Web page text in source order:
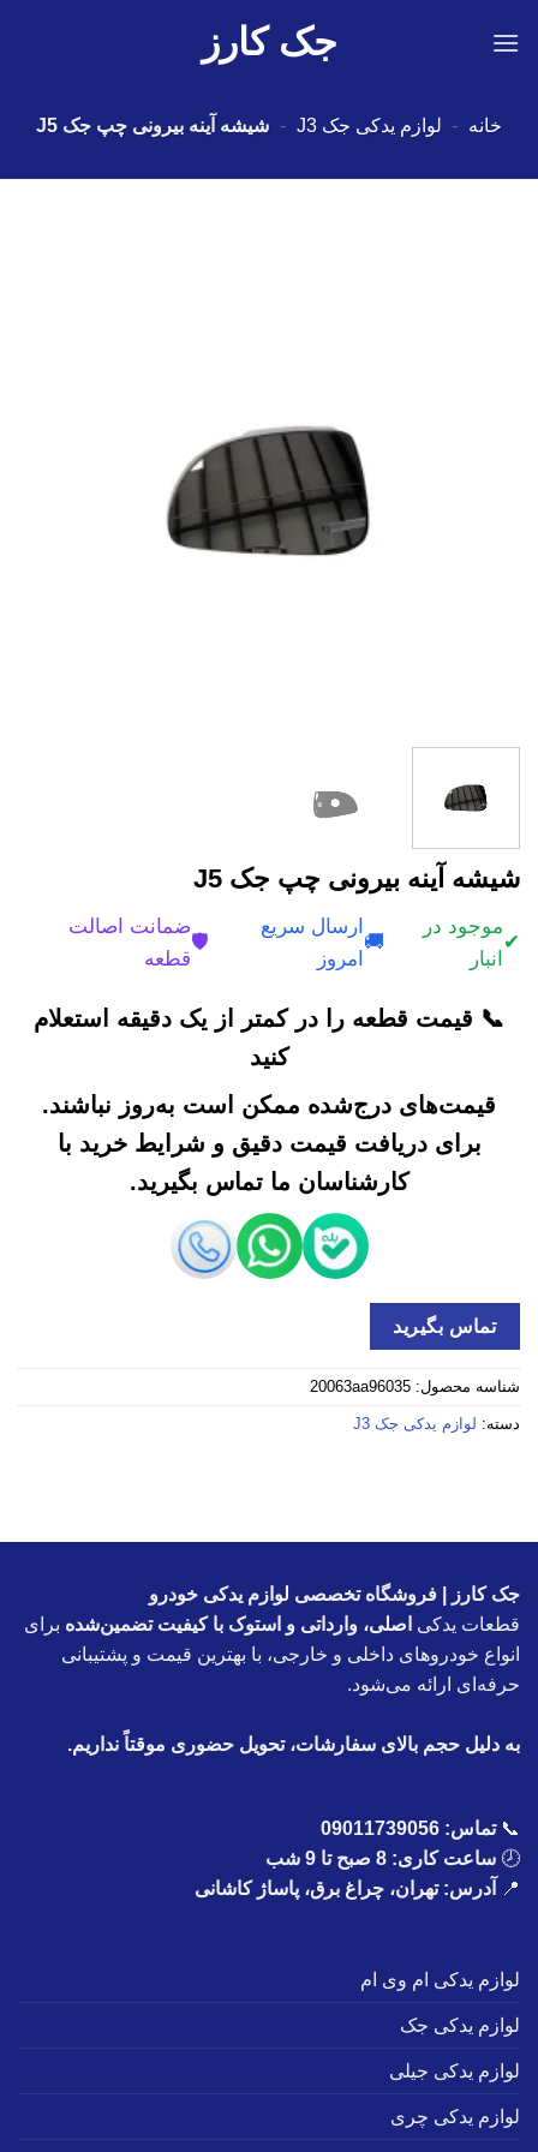
جک کارز
خانه - لوازم یدکی جک J3 - شیشه آینه بیرونی چپ جک J5
شیشه آینه بیرونی چپ جک J5
✔
موجود در
انبار
🚚
ارسال سریع
امروز
🛡️
ضمانت اصالت
قطعه
📞 قیمت قطعه را در کمتر از یک دقیقه استعلام
کنید
قیمت‌های درج‌شده ممکن است به‌روز نباشند.
برای دریافت قیمت دقیق و شرایط خرید با
کارشناسان ما تماس بگیرید.
تماس بگیرید
شناسه محصول: 20063aa96035
دسته: لوازم یدکی جک J3
جک کارز | فروشگاه تخصصی لوازم یدکی خودرو
قطعات یدکی اصلی، وارداتی و استوک با کیفیت تضمین‌شده برای
انواع خودروهای داخلی و خارجی، با بهترین قیمت و پشتیبانی
حرفه‌ای ارائه می‌شود.
به دلیل حجم بالای سفارشات، تحویل حضوری موقتاً نداریم.
📞تماس: 09011739056
🕗 ساعت کاری: 8 صبح تا 9 شب
📍
آدرس: تهران، چراغ برق، پاساژ کاشانی
لوازم یدکی ام وی ام
لوازم یدکی جک
لوازم یدکی جیلی
لوازم یدکی چری